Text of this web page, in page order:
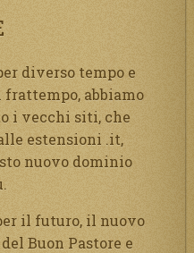
diverso tempo e
frattempo, abbiamo
i vecchi siti, che
estensioni .it,
nuovo dominio
il futuro, il nuovo
Buon Pastore e